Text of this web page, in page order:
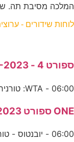
המלכה מסיבת תה.
לוחות שידורים -
ספורט 4 - 18-02-2023
06:00 - WTA: טורניר דוחא, ח' גמר 1 08:00 - ראיון מיוחד עם
ONE ספורט 16-08-2023